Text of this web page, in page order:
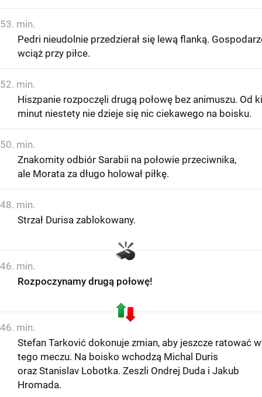
53. min.
Pedri nieudolnie przedzierał się lewą flanką.
wciąż przy piłce.
52. min.
Hiszpanie rozpoczęli drugą połowę bez animuszu. Od
minut niestety nie dzieje się nic ciekawego na boisku.
50. min.
Znakomity odbiór Sarabii na połowie przeciwnika,
ale Morata za długo holował piłkę.
48. min.
Strzał Durisa zablokowany.
46. min.
Rozpoczynamy drugą połowę!
46. min.
Stefan Tarković dokonuje zmian, aby jeszcze ratować
tego meczu. Na boisko wchodzą Michal Duris
oraz Stanislav Lobotka. Zeszli Ondrej Duda i Jakub
Hromada.